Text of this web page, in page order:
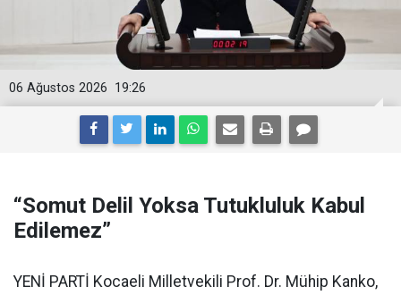
19:26
06 Ağustos 2026
“Somut Delil Yoksa Tutukluluk Kabul
Edilemez”
YENİ PARTİ Kocaeli Milletvekili Prof. Dr. Mühip Kanko,